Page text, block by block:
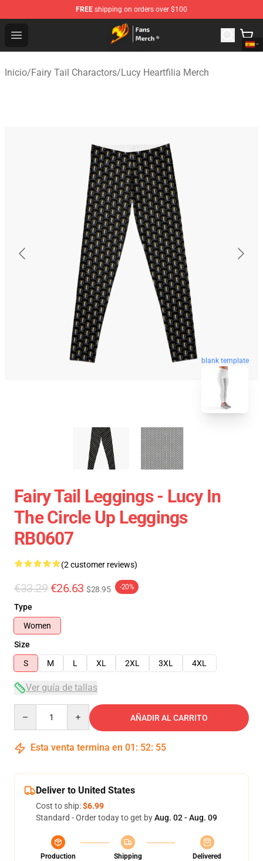
FREE shipping on orders over $100
Open menu
Fairy Tail Store - Official Fairy Tail Merchandise Shop
Inicio/Fairy Tail Charactors/Lucy Heartfilia Merch
blank template
Fairy Tail Leggings - Lucy In
The Circle Up Leggings
RB0607
(2 customer reviews)
€33.29 €26.63 $28.95 -20%
Type
Women
Size
S
M L XL 2XL 3XL 4XL
Ver guía de tallas
AÑADIR AL CARRITO
Esta venta termina en 01 : 52: 54
Deliver to United States
Cost to ship:$6.99
Standard - Order today to get byAug. 02 - Aug. 09
Production
Shipping
Delivered